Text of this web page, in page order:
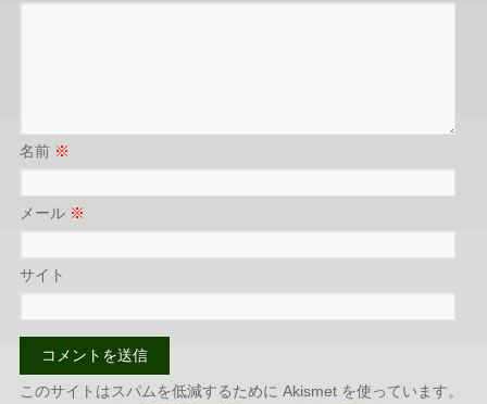
名前 ※
メール ※
サイト
このサイトはスパムを低減するために Akismet を使っています。